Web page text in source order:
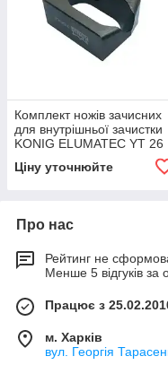
Комплект ножів зачисних
для внутрішньої зачистки
KONIG ELUMATEC YT 26
Ціну уточнюйте
Про нас
Рейтинг не
Менше 5 відгуків за
Працює з
м. Харків
вул. Георгія